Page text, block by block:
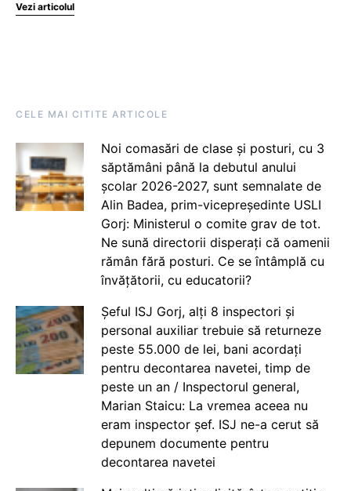
Vezi articolul
CELE MAI CITITE ARTICOLE
Noi comasări de clase și posturi, cu 3
săptămâni până la debutul anului
școlar 2026-2027, sunt semnalate de
Alin Badea, prim-vicepreședinte USLI
Gorj: Ministerul o comite grav de tot.
Ne sună directorii disperați că oamenii
rămân fără posturi. Ce se întâmplă cu
învățătorii, cu educatorii?
Șeful ISJ Gorj, alți 8 inspectori și
personal auxiliar trebuie să returneze
peste 55.000 de lei, bani acordați
pentru decontarea navetei, timp de
peste un an / Inspectorul general,
Marian Staicu: La vremea aceea nu
eram inspector șef. ISJ ne-a cerut să
depunem documente pentru
decontarea navetei